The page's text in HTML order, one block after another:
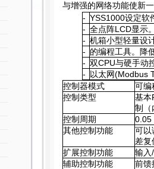
与增强的网络功能使新
- YSS1000设定软
- 全点阵LCD显示
- 机箱小型轻量设
- 的编程工具。降
- 双CPU与硬手动
-
以太网(Modbus
控制器模式
可编
控制类型
基本
制（
控制周期
0.05
其他控制功能
可以
差复
扩展控制功能
输入
辅助控制功能
前馈